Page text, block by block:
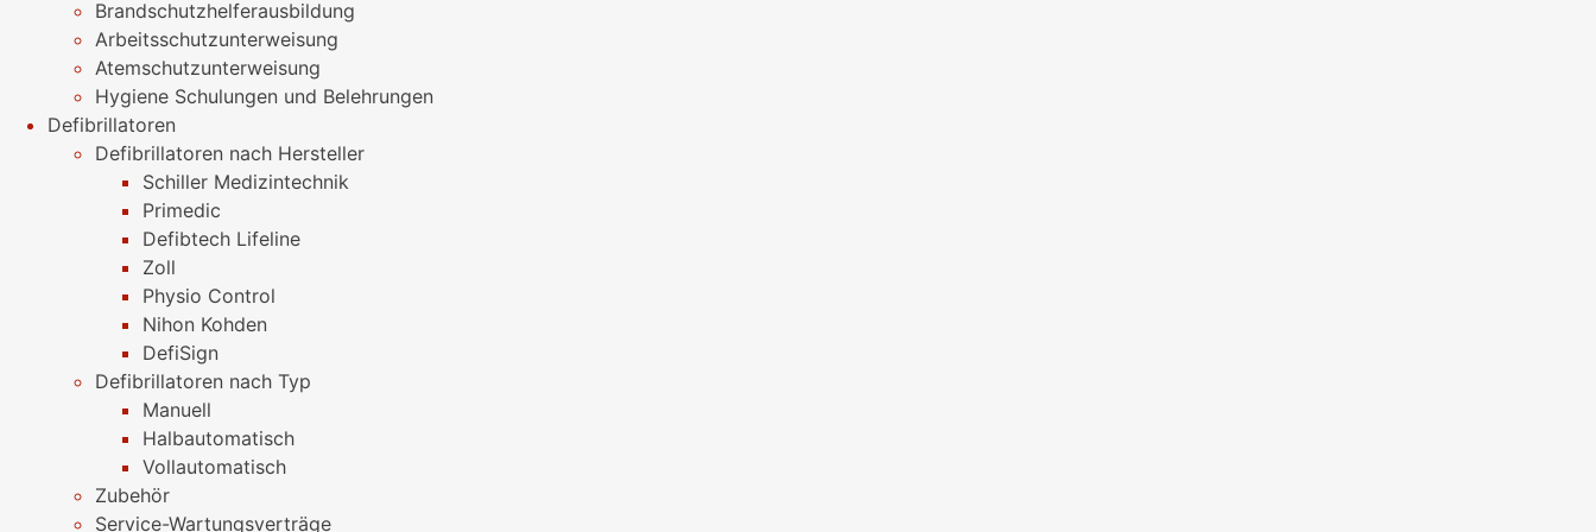
Brandschutzhelferausbildung
Arbeitsschutzunterweisung
Atemschutzunterweisung
Hygiene Schulungen und Belehrungen
Defibrillatoren
Defibrillatoren nach Hersteller
Schiller Medizintechnik
Primedic
Defibtech Lifeline
Zoll
Physio Control
Nihon Kohden
DefiSign
Defibrillatoren nach Typ
Manuell
Halbautomatisch
Vollautomatisch
Zubehör
Service-Wartungsverträge